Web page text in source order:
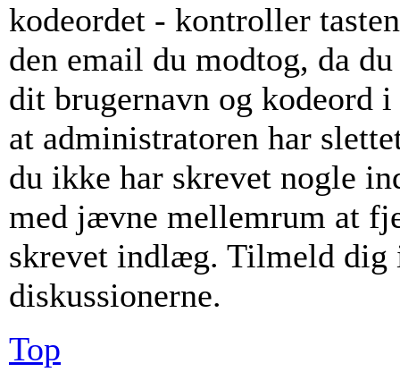
kodeordet - kontroller
den email du modtog, da
dit brugernavn og kodeord
at administratoren har
du ikke har skrevet nogle
med jævne mellemrum at
skrevet indlæg. Tilmeld dig
diskussionerne.
Top